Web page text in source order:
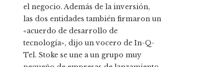
el negocio. Además de la inversión,
las dos entidades también firmaron un
«acuerdo de desarrollo de
tecnología», dijo un vocero de In-Q-
Tel. Stoke se une a un grupo muy